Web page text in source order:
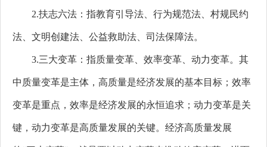
2.扶志六法： 指教育引导法、行为规范法、村规民约
法、文明创建法、公益救助法、司法保障法。
3.三大变革：指质量变革、效率变革、动力变革。其
中质量变革是主体，高质量是经济发展的基本目标；效率
变革是重点，效率是经济发展的永恒追求；动力变革是关
键，动力变革是高质量发展的关键。经济高质量发展